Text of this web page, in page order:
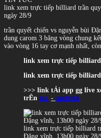
link xem trực tiếp billiard trần
ngày 28/9
trần quyết chiến vs nguyễn bùi
dung carom 3 băng vòng chung
vào vòng 16 tay cơ mạnh nhất,
link xem trực tiếp billiard
link xem trực tiếp billiard
>>> link tẢi app gg live
trÊn ios - android
link xem trực tiếp billiard
Đặng vĩnh, 13h00 ngày 28/